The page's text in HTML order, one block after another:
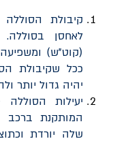
קיבולת
לאחסן
(קוט"ש)
ככל שקיבולת
יהיה גדול יותר
יעילות
המותקנת ברכב
שלה יורדת